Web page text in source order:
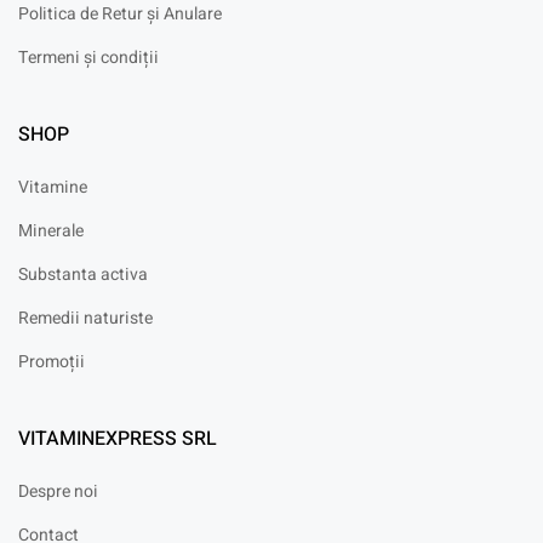
Politica de Retur și Anulare
Termeni și condiții
SHOP
Vitamine
Minerale
Substanta activa
Remedii naturiste
Promoții
VITAMINEXPRESS SRL
Despre noi
Contact